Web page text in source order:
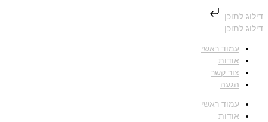
דילוג לתוכן
דילוג לתוכן
עמוד ראשי
אודות
צור קשר
הגעה
עמוד ראשי
אודות